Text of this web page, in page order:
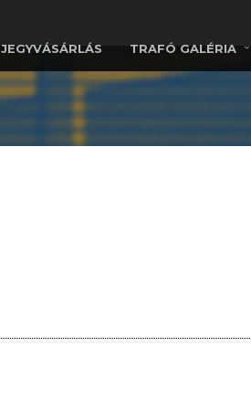
JEGYVÁSÁRLÁS TRAFÓ GALÉRIA